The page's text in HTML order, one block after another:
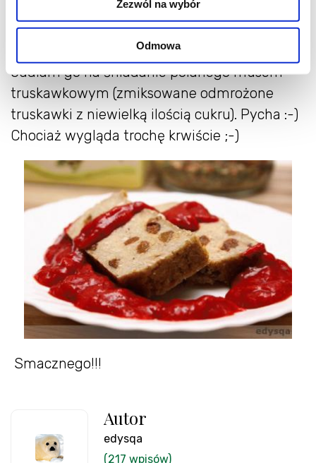
Zezwól na wybór
Odmowa
Zapiekać ok 30 minut w piekarniku
nagrzanym do 150 stopni.
Jadłam go na śniadanie polanego musem
truskawkowym (zmiksowane odmrożone
truskawki z niewielką ilością cukru). Pycha :-)
Chociaż wygląda trochę krwiście ;-)
Smacznego!!!
Autor
edysqa
(217 wpisów)